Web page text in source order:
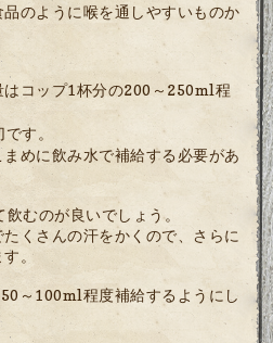
のように喉を通しやすいものか
コップ1杯分の200～250ml程
す。
めに飲み水で補給する必要があ
むのが良いでしょう。
くさんの汗をかくので、さらに
。
～100ml程度補給するようにし